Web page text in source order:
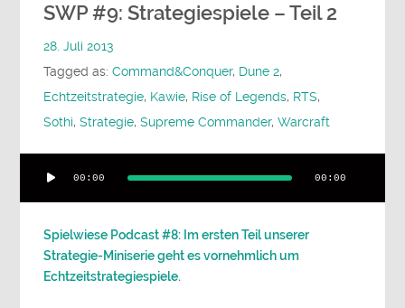
SWP #9: Strategiespiele – Teil 2
28. Juli 2013
Tagged as:Command&Conquer, Dune 2,
Echtzeitstrategie, Kawie, Rise of Legends, RTS,
Sothi,Strategie,Supreme Commander,Warcraft
Player
00:00 00:00
Spielwiese Podcast #8: Im ersten Teil unserer
Strategie-Miniserie geht es vornehmlich um
Echtzeitstrategiespiele.